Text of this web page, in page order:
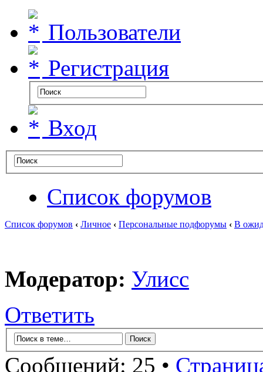
Пользователи
Регистрация
Вход
Список форумов
Список форумов ‹ Личное ‹ Персональные подфорумы ‹ В
Модератор: Улисс
Ответить
Сообщений: 25 •